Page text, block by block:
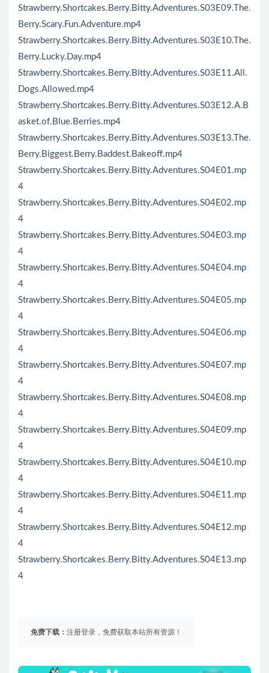
Strawberry.Shortcakes.Berry.Bitty.Adventures.S03E09.The.
Berry.Scary.Fun.Adventure.mp4
Strawberry.Shortcakes.Berry.Bitty.Adventures.S03E10.The.
Berry.Lucky.Day.mp4
Strawberry.Shortcakes.Berry.Bitty.Adventures.S03E11.All.
Dogs.Allowed.mp4
Strawberry.Shortcakes.Berry.Bitty.Adventures.S03E12.A.B
asket.of.Blue.Berries.mp4
Strawberry.Shortcakes.Berry.Bitty.Adventures.S03E13.The.
Berry.Biggest.Berry.Baddest.Bakeoff.mp4
Strawberry.Shortcakes.Berry.Bitty.Adventures.S04E01.mp
4
Strawberry.Shortcakes.Berry.Bitty.Adventures.S04E02.mp
4
Strawberry.Shortcakes.Berry.Bitty.Adventures.S04E03.mp
4
Strawberry.Shortcakes.Berry.Bitty.Adventures.S04E04.mp
4
Strawberry.Shortcakes.Berry.Bitty.Adventures.S04E05.mp
4
Strawberry.Shortcakes.Berry.Bitty.Adventures.S04E06.mp
4
Strawberry.Shortcakes.Berry.Bitty.Adventures.S04E07.mp
4
Strawberry.Shortcakes.Berry.Bitty.Adventures.S04E08.mp
4
Strawberry.Shortcakes.Berry.Bitty.Adventures.S04E09.mp
4
Strawberry.Shortcakes.Berry.Bitty.Adventures.S04E10.mp
4
Strawberry.Shortcakes.Berry.Bitty.Adventures.S04E11.mp
4
Strawberry.Shortcakes.Berry.Bitty.Adventures.S04E12.mp
4
Strawberry.Shortcakes.Berry.Bitty.Adventures.S04E13.mp
4
免费下载： 注册登录，免费获取本站所有资源！